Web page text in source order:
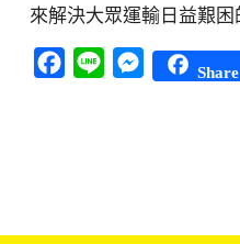
來解決大眾運輸日益艱困
Facebook
Line Messenger
Share